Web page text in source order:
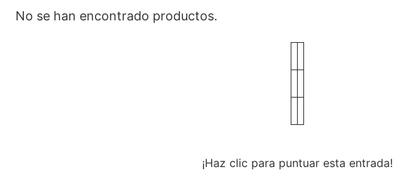
No se han encontrado productos.
¡Haz clic para puntuar esta entrada!